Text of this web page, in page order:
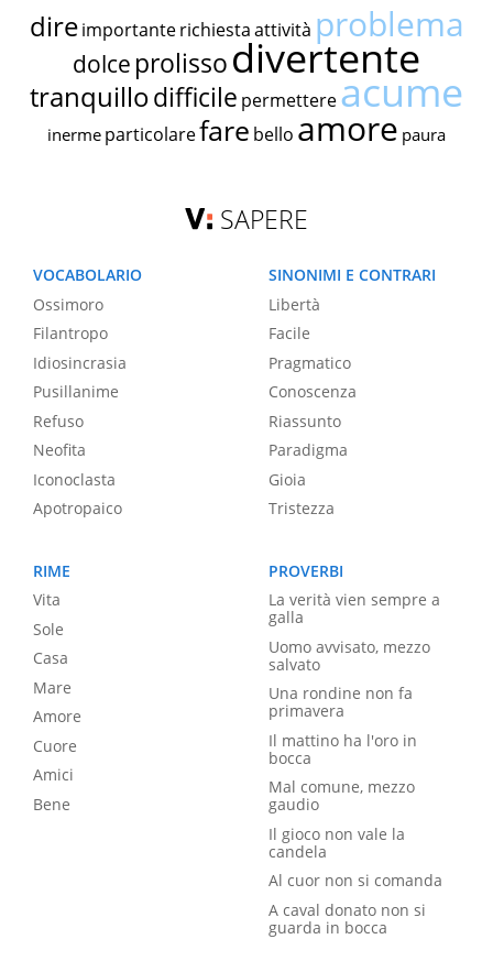
dire importante richiestaattività problema
dolce prolissodivertente
tranquillodifficile permettereacume
inerme particolarefare bello amore paura
SAPERE
VOCABOLARIO
Ossimoro
Filantropo
Idiosincrasia
Pusillanime
Refuso
Neofita
Iconoclasta
Apotropaico
SINONIMI E CONTRARI
Libertà
Facile
Pragmatico
Conoscenza
Riassunto
Paradigma
Gioia
Tristezza
RIME
Vita
Sole
Casa
Mare
Amore
Cuore
Amici
Bene
PROVERBI
La verità vien sempre a
galla
Uomo avvisato, mezzo
salvato
Una rondine non fa
primavera
Il mattino ha l'oro in
bocca
Mal comune, mezzo
gaudio
Il gioco non vale la
candela
Al cuor non si comanda
A caval donato non si
guarda in bocca